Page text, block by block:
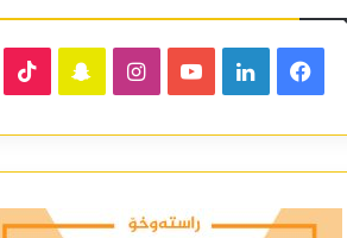
Facebook
LinkedIn
YouTube
Instagram